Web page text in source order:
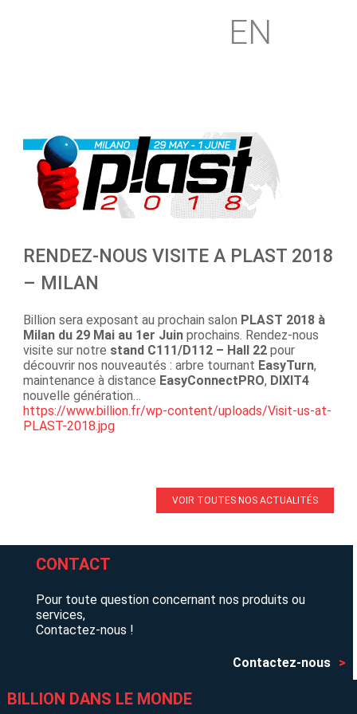
EN
RENDEZ-NOUS VISITE A PLAST 2018
– MILAN
Billion sera exposant au prochain salon PLAST 2018 à
Milan du 29 Mai au 1er Juin prochains. Rendez-nous
visite sur notre stand C111/D112 – Hall 22 pour
découvrir nos nouveautés : arbre tournant EasyTurn,
maintenance à distance EasyConnectPRO, DIXIT4
nouvelle génération…
https://www.billion.fr/wp-content/uploads/Visit-us-at-
PLAST-2018.jpg
VOIR TOUTES NOS ACTUALITÉS
CONTACT
Pour toute question concernant nos produits ou
services,
Contactez-nous !
Contactez-nous
BILLION DANS LE MONDE